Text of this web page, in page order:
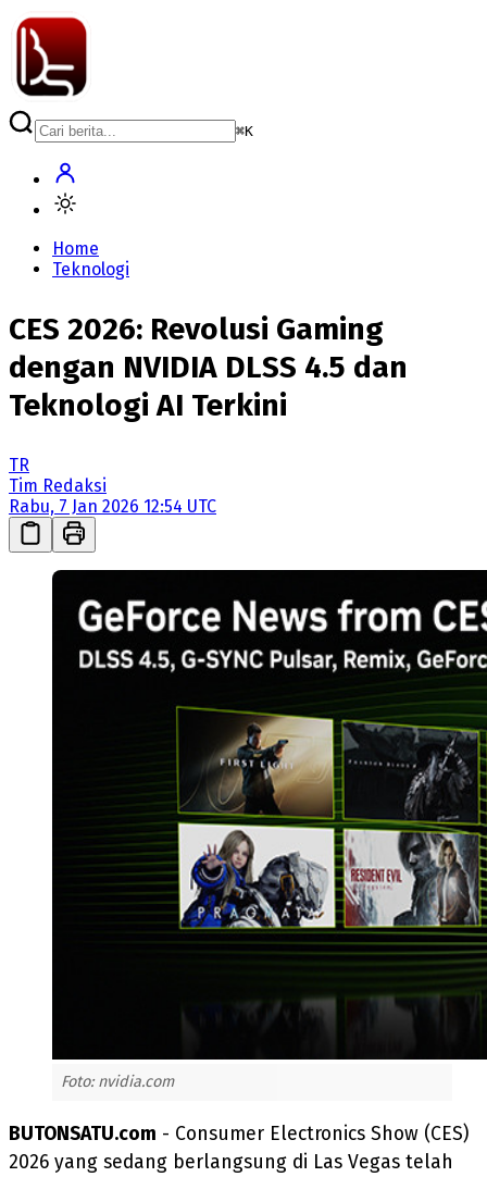
⌘K
Home
Teknologi
CES 2026: Revolusi Gaming
dengan NVIDIA DLSS 4.5 dan
Teknologi AI Terkini
TR
Tim Redaksi
Rabu, 7 Jan 2026 12:54 UTC
Foto: nvidia.com
BUTONSATU.com - Consumer Electronics Show (CES)
2026 yang sedang berlangsung di Las Vegas telah